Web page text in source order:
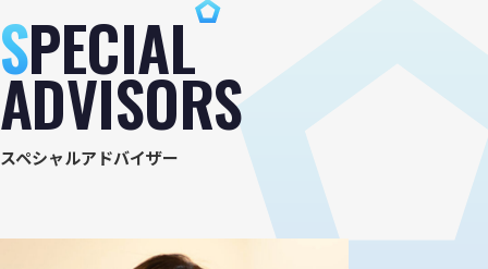
SPECIAL
ADVISORS
スペシャルアドバイザー